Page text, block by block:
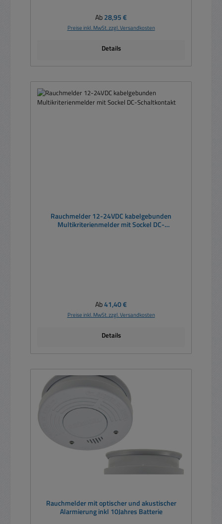
Regulärer Preis:
Ab28,95 €
Preise inkl. MwSt. zzgl. Versandkosten
Details
Rauchmelder 12-24VDC kabelgebunden
Multikriterienmelder mit Sockel DC-
Regulärer Preis:
Ab41,40 €
Preise inkl. MwSt. zzgl. Versandkosten
Details
Rauchmelder mit optischer und akustischer
Alarmierung inkl 10Jahres Batterie